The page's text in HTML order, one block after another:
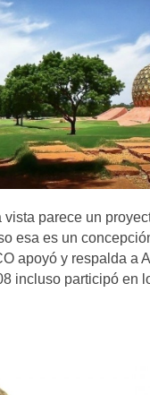
parece un
esa es un
apoyó y respalda a
incluso participó en